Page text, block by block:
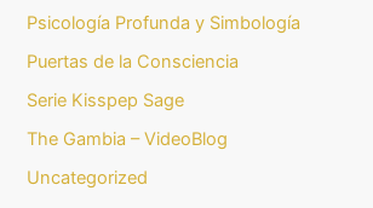
Psicología Profunda y Simbología
Puertas de la Consciencia
Serie Kisspep Sage
The Gambia – VideoBlog
Uncategorized